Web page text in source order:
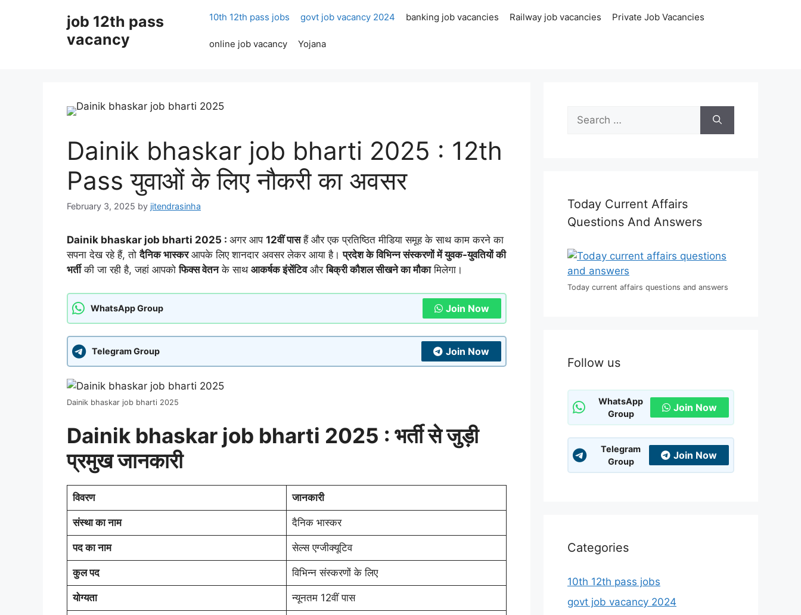
job 12th pass
vacancy
10th 12th pass jobs govt job vacancy 2024 banking job vacancies Railway job vacancies Private Job Vacancies
online job vacancy Yojana
Dainik bhaskar job bharti 2025 : 12th
Pass युवाओं के लिए नौकरी का अवसर
February 3, 2025 by jitendrasinha
Dainik bhaskar job bharti 2025 : अगर आप 12वीं पासहैं और एक प्रतिष्ठित मीडिया समूह के साथ काम करने का
सपना देख रहे हैं, तोदैनिक भास्करआपके लिए शानदार अवसर लेकर आया है।प्रदेश के विभिन्न संस्करणों में युवक-युवतियों की
भर्तीकी जा रही है, जहां आपकोफिक्स वेतनके साथ आकर्षक इंसेंटिवऔरबिक्री कौशल सीखने का मौकामिलेगा।
WhatsApp Group Join Now
Telegram Group Join Now
Dainik bhaskar job bharti 2025
Dainik bhaskar job bharti 2025 : भर्ती से जुड़ी
प्रमुख जानकारी
विवरण जानकारी
संस्था का नाम दैनिक भास्कर
पद का नाम सेल्स एग्जीक्यूटिव
कुल पद विभिन्न संस्करणों के लिए
योग्यता न्यूनतम 12वीं पास
Search
for:
Today Current Affairs
Questions And Answers
Today current affairs questions and answers
Follow us
WhatsApp
Group
Join Now
Telegram
Group
Join Now
Categories
10th 12th pass jobs
govt job vacancy 2024